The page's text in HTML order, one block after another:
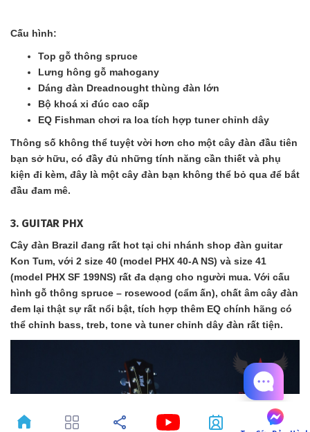
Cấu hình:
Top gỗ thông spruce
Lưng hông gỗ mahogany
Dáng đàn Dreadnought thùng đàn lớn
Bộ khoá xi đúc cao cấp
EQ Fishman chơi ra loa tích hợp tuner chỉnh dây
Thông số không thể tuyệt vời hơn cho một cây đàn đầu tiên
bạn sở hữu, có đầy đủ những tính năng cần thiết và phụ
kiện đi kèm, đây là một cây đàn bạn không thể bỏ qua để bắt
đầu đam mê.
3. GUITAR PHX
Cây đàn Brazil đang rất hot tại chi nhánh shop đàn guitar
Kon Tum, với 2 size 40 (model PHX 40-A NS) và size 41
(model PHX SF 199NS) rất đa dạng cho người mua. Với cấu
hình gỗ thông spruce – rosewood (cẩm ấn), chất âm cây đàn
đem lại thật sự rất nổi bật, tích hợp thêm EQ chính hãng có
thể chỉnh bass, treb, tone và tuner chỉnh dây đàn rất tiện.